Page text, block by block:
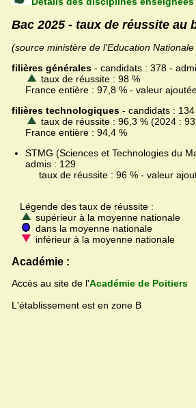
Bac 2025 - taux de réussite au
(source ministère de l'Education
filières générales - candidats : 378 -
taux de réussite : 98 %
France entière : 97,8 % - valeur
filières technologiques - candidats :
taux de réussite : 96,3 % (2024 :
France entière : 94,4 %
STMG (Sciences et Technologies du
admis : 129
taux de réussite : 96 % - valeur
Légende des taux de réussite :
supérieur à la moyenne nationale
dans la moyenne nationale
inférieur à la moyenne nationale
Académie :
Accès au site de l'Académie de Poitiers
L'établissement est en zone B